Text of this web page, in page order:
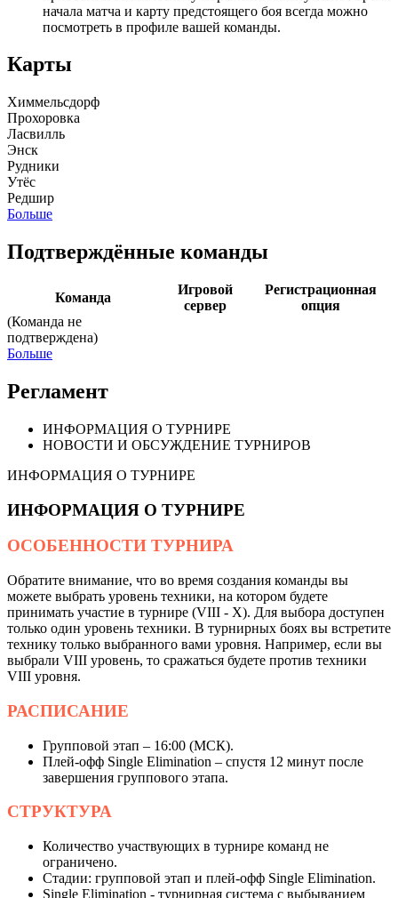
начала матча и карту предстоящего боя всегда можно
посмотреть в профиле вашей команды.
Карты
Химмельсдорф
Прохоровка
Ласвилль
Энск
Рудники
Утёс
Редшир
Больше
Подтверждённые команды
Команда
Игровой
сервер
Регистрационная
опция
(Команда не
подтверждена)
Больше
Регламент
ИНФОРМАЦИЯ О ТУРНИРЕ
НОВОСТИ И ОБСУЖДЕНИЕ ТУРНИРОВ
ИНФОРМАЦИЯ О ТУРНИРЕ
ИНФОРМАЦИЯ О ТУРНИРЕ
ОСОБЕННОСТИ ТУРНИРА
Обратите внимание, что во время создания команды вы
можете выбрать уровень техники, на котором будете
принимать участие в турнире (VIII - X). Для выбора доступен
только один уровень техники. В турнирных боях вы встретите
технику только выбранного вами уровня. Например, если вы
выбрали VIII уровень, то сражаться будете против техники
VIII уровня.
РАСПИСАНИЕ
Групповой этап – 16:00 (МСК).
Плей-офф Single Elimination – спустя 12 минут после
завершения группового этапа.
СТРУКТУРА
Количество участвующих в турнире команд не
ограничено.
Стадии: групповой этап и плей-офф Single Elimination.
Single Elimination - турнирная система с выбыванием